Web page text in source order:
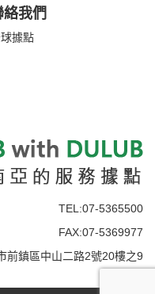
絡我們
據點
TEL:07-5365500
FAX:07-5369977
前鎮區中山二路2號20樓之9